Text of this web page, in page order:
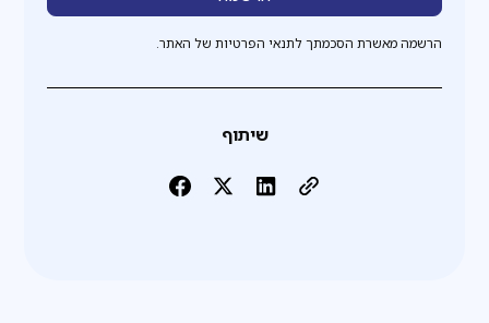
הרשמה מאשרת הסכמתך לתנאי הפרטיות של האתר.
שיתוף